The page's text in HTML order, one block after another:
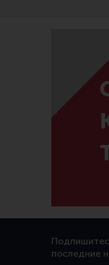
последние